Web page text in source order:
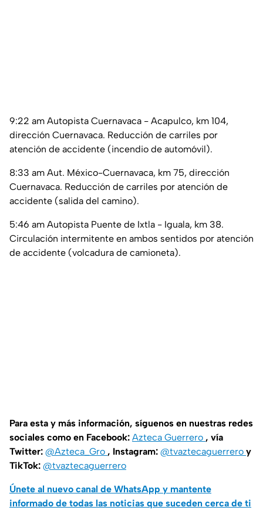
9:22 am Autopista Cuernavaca - Acapulco, km 104,
dirección Cuernavaca. Reducción de carriles por
atención de accidente (incendio de automóvil).
8:33 am Aut. México-Cuernavaca, km 75, dirección
Cuernavaca. Reducción de carriles por atención de
accidente (salida del camino).
5:46 am Autopista Puente de Ixtla - Iguala, km 38.
Circulación intermitente en ambos sentidos por atención
de accidente (volcadura de camioneta).
Para esta y más información, síguenos en nuestras redes
sociales como en Facebook: Azteca Guerrero , vía
Twitter: @Azteca_Gro , Instagram: @tvaztecaguerrero y
TikTok: @tvaztecaguerrero
Únete al nuevo canal de WhatsApp y mantente
informado de todas las noticias que suceden cerca de ti